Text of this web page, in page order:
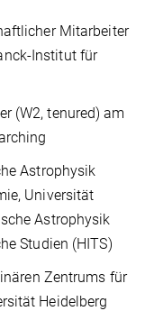
Mitarbeiter
Institut für
(W2, tenured) am
Astrophysik
Universität
Astrophysik
Studien (HITS)
Zentrums für
Heidelberg